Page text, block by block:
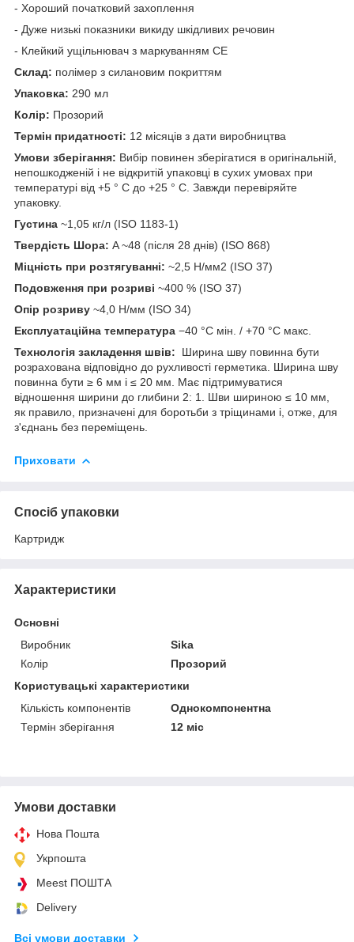
- Хороший початковий захоплення
- Дуже низькі показники викиду шкідливих речовин
- Клейкий ущільнювач з маркуванням CE
Склад: полімер з силановим покриттям
Упаковка: 290 мл
Колір: Прозорий
Термін придатності: 12 місяців з дати виробництва
Умови зберігання: Вибір повинен зберігатися в оригінальній,
непошкодженій і не відкритій упаковці в сухих умовах при
температурі від +5 ° C до +25 ° C. Завжди перевіряйте
упаковку.
Густина ~1,05 кг/л (ISO 1183-1)
Твердість Шора: A ~48 (після 28 днів) (ISO 868)
Міцність при розтягуванні: ~2,5 Н/мм2 (ISO 37)
Подовження при розриві ~400 % (ISO 37)
Опір розриву ~4,0 Н/мм (ISO 34)
Експлуатаційна температура −40 °C мін. / +70 °C макс.
Технологія закладення швів: Ширина шву повинна бути
розрахована відповідно до рухливості герметика. Ширина шву
повинна бути ≥ 6 мм і ≤ 20 мм. Має підтримуватися
відношення ширини до глибини 2: 1. Шви шириною ≤ 10 мм,
як правило, призначені для боротьби з тріщинами і, отже, для
з'єднань без переміщень.
Приховати
Спосіб упаковки
Картридж
Характеристики
Основні
Виробник
Sika
Колір
Прозорий
Користувацькі характеристики
Кількість компонентів
Однокомпонентна
Термін зберігання
12 міс
Умови доставки
Нова Пошта
Укрпошта
Meest ПОШТА
Delivery
Всі умови доставки